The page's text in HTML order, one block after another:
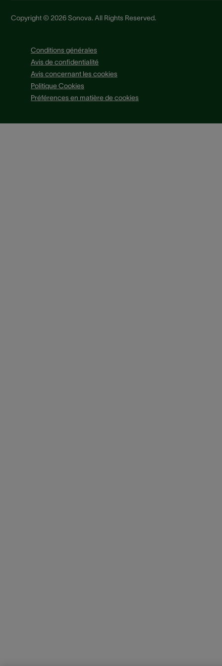
Copyright © 2026 Sonova. All Rights Reserved.
Conditions générales
Avis de confidentialité
Avis concernant les cookies
Politique Cookies
Préférences en matière de cookies